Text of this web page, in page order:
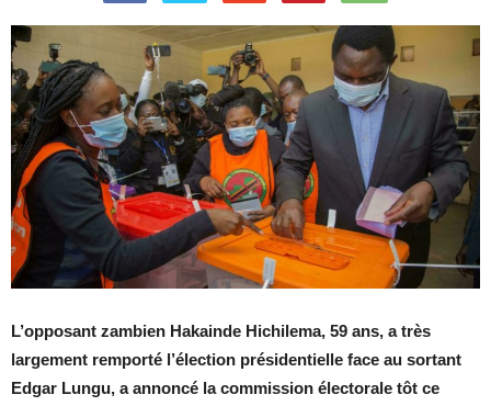
L’opposant zambien Hakainde Hichilema, 59 ans, a très
largement remporté l’élection présidentielle face au sortant
Edgar Lungu, a annoncé la commission électorale tôt ce